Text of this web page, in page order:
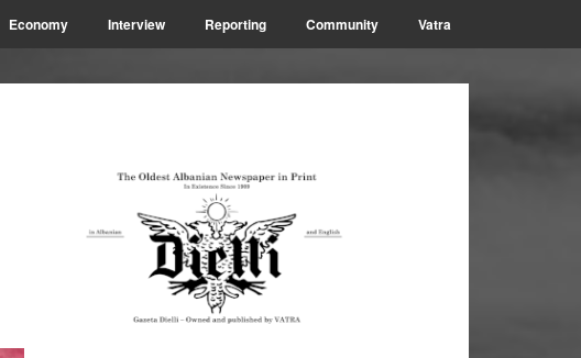
Economy Interview Reporting Community Vatra